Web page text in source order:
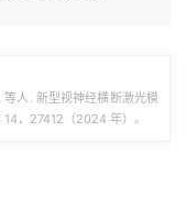
人. 新型视神经横断激光模
，27412（2024 年）。